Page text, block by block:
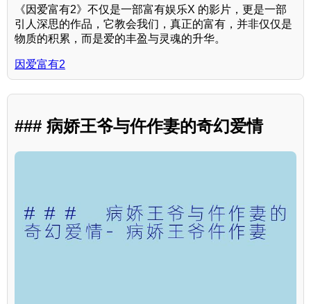
《因爱富有2》不仅是一部富有娱乐X 的影片，更是一部
引人深思的作品，它教会我们，真正的富有，并非仅仅是
物质的积累，而是爱的丰盈与灵魂的升华。
因爱富有2
### 病娇王爷与仵作妻的奇幻爱情